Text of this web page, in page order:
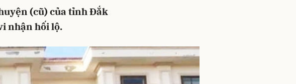
(cũ) của tỉnh Đắk
nhận hối lộ.
Hủy Gửi